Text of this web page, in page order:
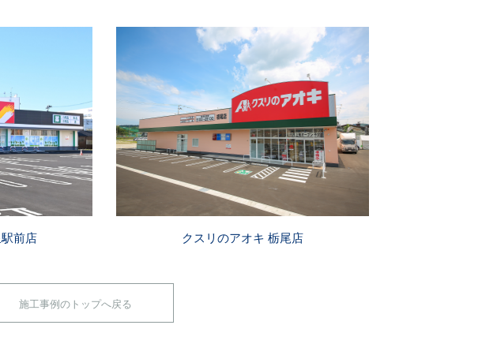
前店 クスリのアオキ 栃尾店
施工事例のトップへ戻る